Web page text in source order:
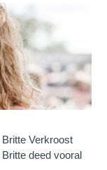
Verkroost
deed vooral